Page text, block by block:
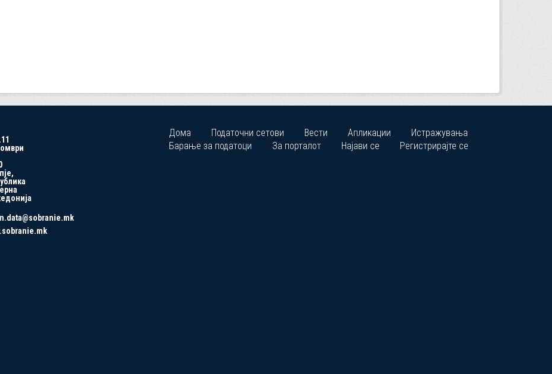
Дома Податочни сетови Вести Апликации
Истражувања
Барање за податоци
За порталот Најави се Регистрирајте се